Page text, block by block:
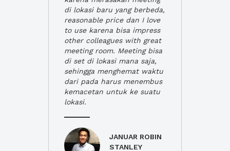
di lokasi baru yang berbeda,
reasonable price dan I love
to use karena bisa impress
other colleagues with great
meeting room. Meeting bisa
di set di lokasi mana saja,
sehingga menghemat waktu
dari pada harus menembus
kemacetan untuk ke suatu
lokasi.
JANUAR ROBIN
STANLEY